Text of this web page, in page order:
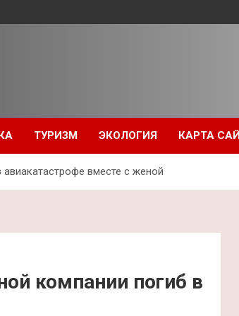
ТУРИЗМ ЭКОЛОГИЯ КАРТА
вместе с женой
компании погиб в